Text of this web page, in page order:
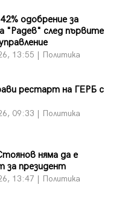
одобрение за
"Радев" след първите
13:55 | Политика
рестарт на ГЕРБ с
09:33 | Политика
няма да е
за президент
13:47 | Политика